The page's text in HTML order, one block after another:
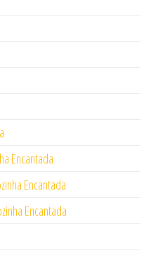
Encantada
Encantada
Encantada